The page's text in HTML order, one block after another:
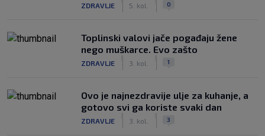
ZDRAVLJE 5. kol. 0
Toplinski valovi jače pogađaju žene
nego muškarce. Evo zašto
ZDRAVLJE 3. kol. 1
Ovo je najnezdravije ulje za kuhanje, a
gotovo svi ga koriste svaki dan
ZDRAVLJE 3. kol. 3